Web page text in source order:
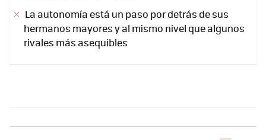
La autonomía está un paso por detrás de sus
hermanos mayores y al mismo nivel que algunos
rivales más asequibles